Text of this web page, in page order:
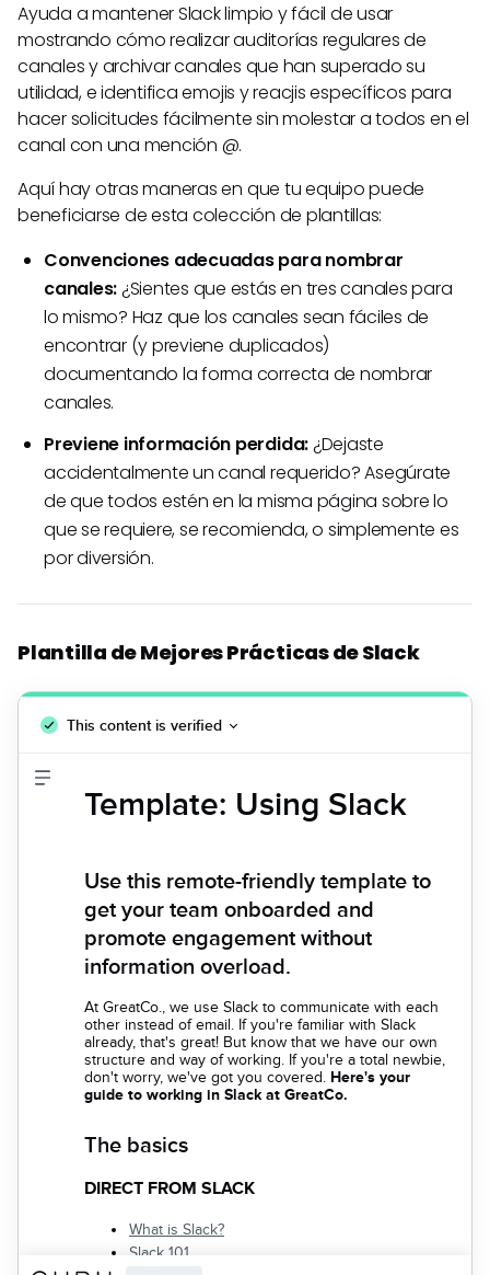
Ayuda a mantener Slack limpio y fácil de usar
mostrando cómo realizar auditorías regulares de
canales y archivar canales que han superado su
utilidad, e identifica emojis y reacjis específicos para
hacer solicitudes fácilmente sin molestar a todos en el
canal con una mención @.
Aquí hay otras maneras en que tu equipo puede
beneficiarse de esta colección de plantillas:
Convenciones adecuadas para nombrar
canales:¿Sientes que estás en tres canales para
lo mismo? Haz que los canales sean fáciles de
encontrar (y previene duplicados)
documentando la forma correcta de nombrar
canales.
Previene información perdida:¿Dejaste
accidentalmente un canal requerido? Asegúrate
de que todos estén en la misma página sobre lo
que se requiere, se recomienda, o simplemente es
por diversión.
Plantilla de Mejores Prácticas de Slack